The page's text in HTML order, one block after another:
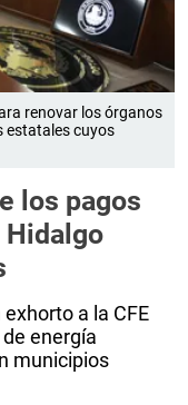
renovar los órganos
estatales cuyos
los pagos
a la CFE
energía
municipios